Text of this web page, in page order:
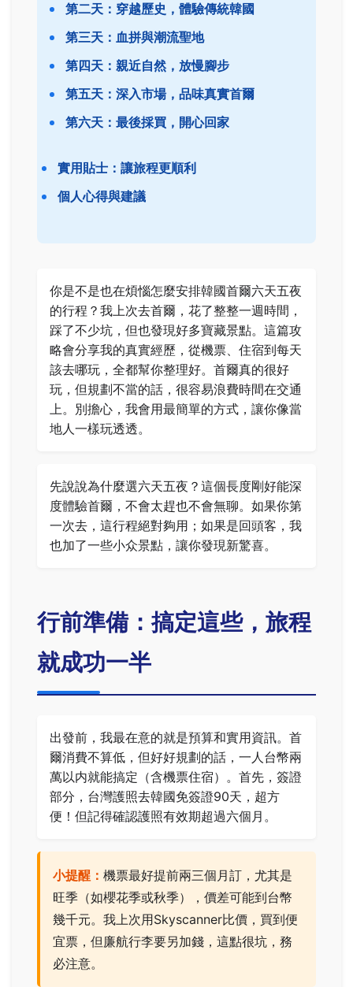
第二天：穿越歷史，體驗傳統韓國
第三天：血拼與潮流聖地
第四天：親近自然，放慢腳步
第五天：深入市場，品味真實首爾
第六天：最後採買，開心回家
實用貼士：讓旅程更順利
個人心得與建議
你是不是也在煩惱怎麼安排韓國首爾六天五夜
的行程？我上次去首爾，花了整整一週時間，
踩了不少坑，但也發現好多寶藏景點。這篇攻
略會分享我的真實經歷，從機票、住宿到每天
該去哪玩，全都幫你整理好。首爾真的很好
玩，但規劃不當的話，很容易浪費時間在交通
上。別擔心，我會用最簡單的方式，讓你像當
地人一樣玩透透。
先說說為什麼選六天五夜？這個長度剛好能深
度體驗首爾，不會太趕也不會無聊。如果你第
一次去，這行程絕對夠用；如果是回頭客，我
也加了一些小众景點，讓你發現新驚喜。
行前準備：搞定這些，旅程
就成功一半
出發前，我最在意的就是預算和實用資訊。首
爾消費不算低，但好好規劃的話，一人台幣兩
萬以内就能搞定（含機票住宿）。首先，簽證
部分，台灣護照去韓國免簽證90天，超方
便！但記得確認護照有效期超過六個月。
小提醒： 機票最好提前兩三個月訂，尤其是
旺季（如櫻花季或秋季），價差可能到台幣
幾千元。我上次用Skyscanner比價，買到便
宜票，但廉航行李要另加錢，這點很坑，務
必注意。